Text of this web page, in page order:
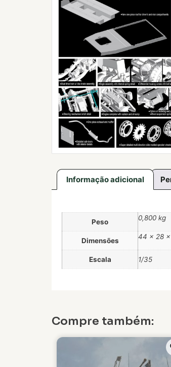
Informação adicional
Peso 0,800 kg
Dimensões 44 × 28 ×
Escala 1/35
Compre também: